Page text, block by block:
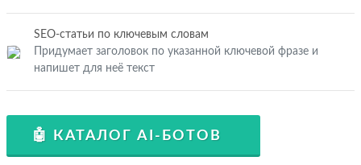
SEO-статьи по ключевым словам
Придумает заголовок по указанной ключевой фразе и
напишет для неё текст
🤖 КАТАЛОГ AI-БОТОВ